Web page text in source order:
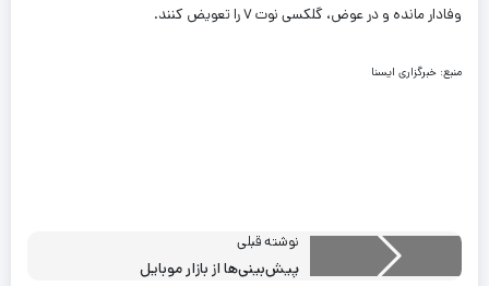
وفادار مانده و در عوض، گلکسی نوت ۷ را تعویض کنند.
منبع: خبرگزاری ایسنا
نوشته قبلی
پیش‌بینی‌ها از بازار موبایل